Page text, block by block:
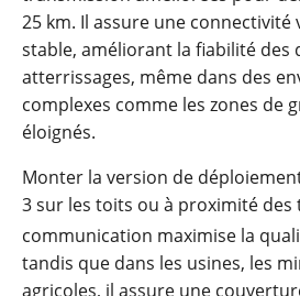
25 km. Il assure une connectivité
stable, améliorant la fiabilité des
atterrissages, même dans des
complexes comme les zones de
éloignés.
Monter la version de
3 sur les toits ou à proximité des
communication maximise la
tandis que dans les usines, les
agricoles, il assure une